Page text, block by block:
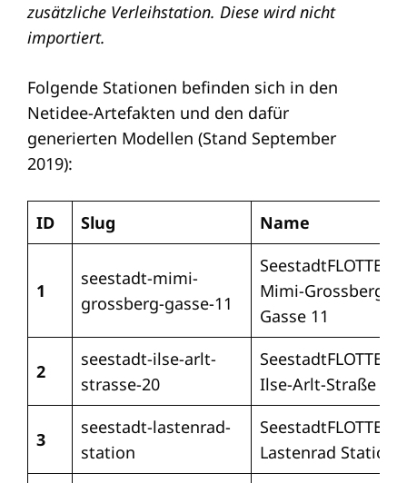
zusätzliche Verleihstation. Diese wird nicht
importiert.
Folgende Stationen befinden sich in den
Netidee-Artefakten und den dafür
generierten Modellen (Stand September
2019):
ID Slug Name
1
seestadt-mimi-
grossberg-gasse-11
SeestadtFLOTTE –
Mimi-Grossberg-
Gasse 11
2
seestadt-ilse-arlt-
strasse-20
SeestadtFLOTTE –
Ilse-Arlt-Straße 20
3
seestadt-lastenrad-
station
SeestadtFLOTTE –
Lastenrad Station